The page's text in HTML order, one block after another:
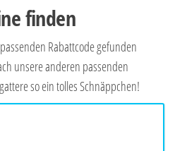
finden
Rabattcode gefunden
unsere anderen passenden
so ein tolles Schnäppchen!